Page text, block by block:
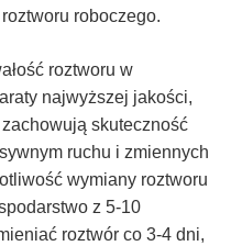
roboczego.
roztworu w
najwyższej jakości,
skuteczność
ruchu i zmiennych
wymiany roztworu
z 5-10
roztwór co 3-4 dni,